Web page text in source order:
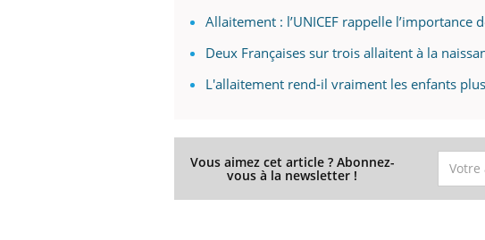
Allaitement : l’UNICEF rappelle l’importance
Deux Françaises sur trois allaitent à la
L'allaitement rend-il vraiment les enfants
Vous aimez cet article ? Abonnez-
vous à la newsletter !